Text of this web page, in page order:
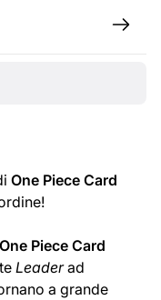
One Piece Card
One Piece Card
Leaderad
a grande